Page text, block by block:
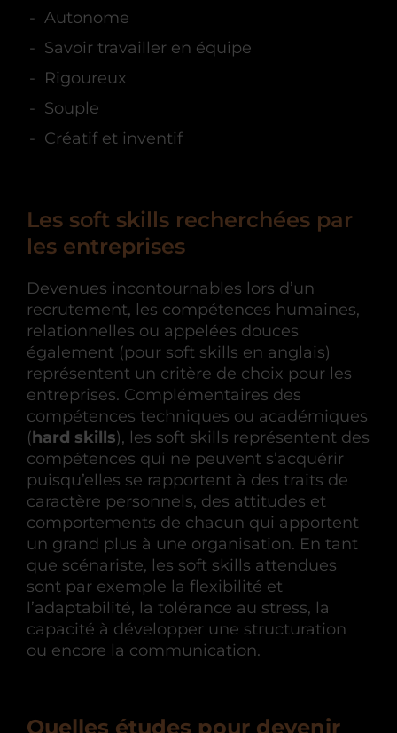
Autonome
Savoir travailler en équipe
Rigoureux
Souple
Créatif et inventif
Les soft skills recherchées par
les entreprises
Devenues incontournables lors d’un
recrutement, les compétences humaines,
relationnelles ou appelées douces
également (pour soft skills en anglais)
représentent un critère de choix pour les
entreprises. Complémentaires des
compétences techniques ou académiques
(hard skills), les soft skills représentent des
compétences qui ne peuvent s’acquérir
puisqu’elles se rapportent à des traits de
caractère personnels, des attitudes et
comportements de chacun qui apportent
un grand plus à une organisation. En tant
que scénariste, les soft skills attendues
sont par exemple la flexibilité et
l’adaptabilité, la tolérance au stress, la
capacité à développer une structuration
ou encore la communication.
Quelles études pour devenir